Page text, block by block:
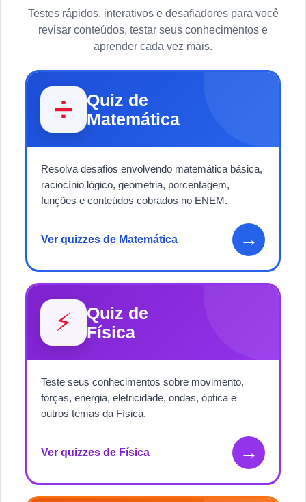
Testes rápidos, interativos e desafiadores para você
revisar conteúdos, testar seus conhecimentos e
aprender cada vez mais.
➗
Quiz de
Matemática
Resolva desafios envolvendo matemática básica,
raciocínio lógico, geometria, porcentagem,
funções e conteúdos cobrados no ENEM.
Ver quizzes de Matemática →
⚡
Quiz de
Física
Teste seus conhecimentos sobre movimento,
forças, energia, eletricidade, ondas, óptica e
outros temas da Física.
Ver quizzes de Física →